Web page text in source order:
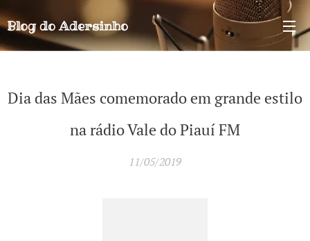
Blog doAdersinho
Dia das Mães comemorado em grande estilo
na rádio Vale do Piauí FM
11/05/2019